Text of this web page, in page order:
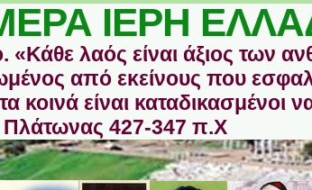
ΙΕΡΗ
«Κάθε λαός είναι άξιος των
από εκείνους που
είναι καταδικασμένοι
427-347 π.Χ